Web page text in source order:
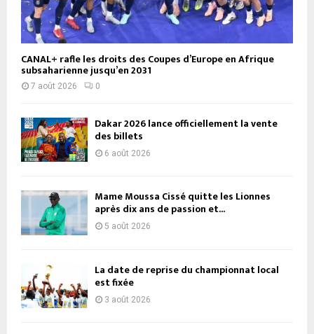
CANAL+ rafle les droits des Coupes d’Europe en Afrique
subsaharienne jusqu’en 2031
7 août 2026 0
Dakar 2026 lance officiellement la vente
des billets
6 août 2026
Mame Moussa Cissé quitte les Lionnes
après dix ans de passion et...
5 août 2026
La date de reprise du championnat local
est fixée
3 août 2026